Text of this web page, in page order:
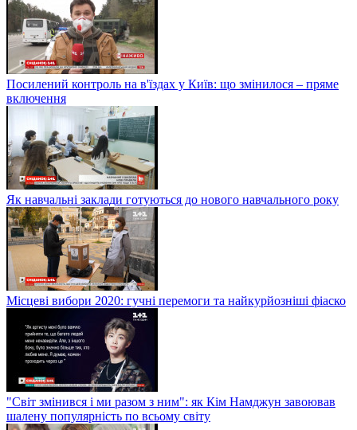
Посилений контроль на в'їздах у Київ: що змінилося – пряме
включення
Як навчальні заклади готуються до нового навчального року
Місцеві вибори 2020: гучні перемоги та найкурйозніші фіаско
"Світ змінився і ми разом з ним": як Кім Намджун завоював
шалену популярність по всьому світу